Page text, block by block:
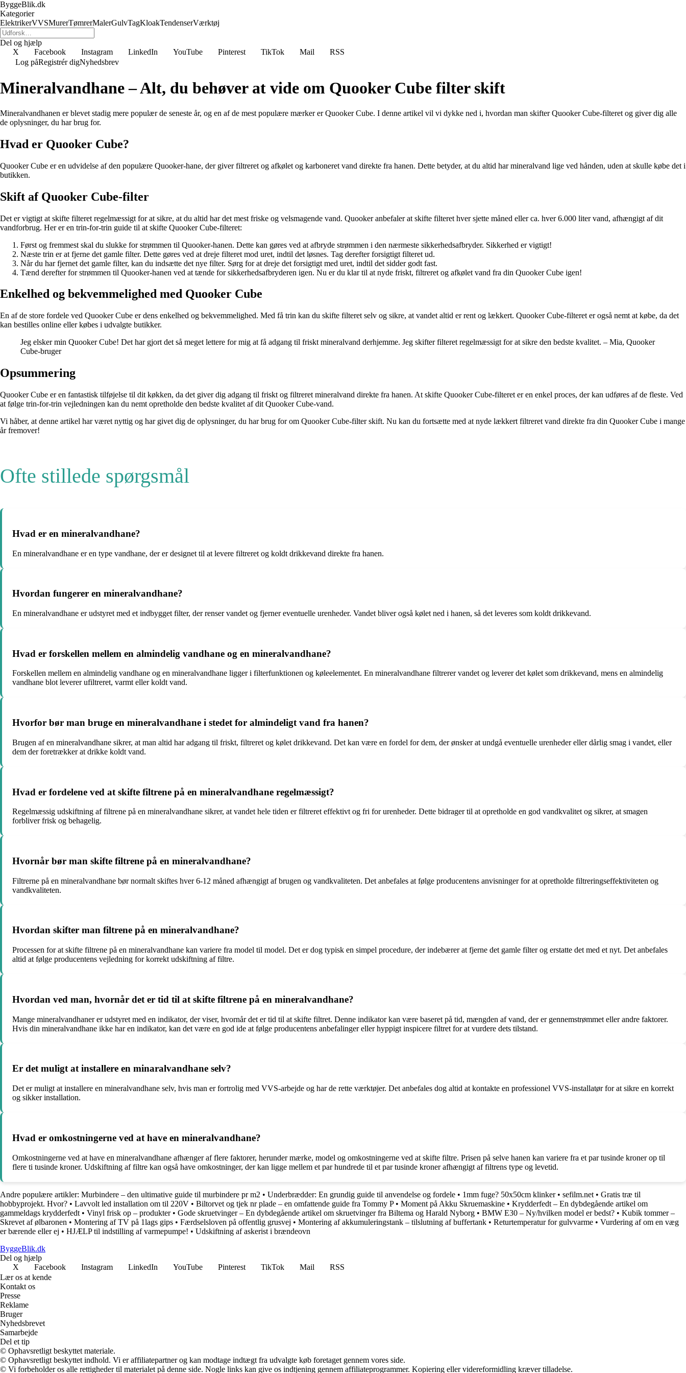
ByggeBlik.dk
Kategorier
ElektrikerVVSMurerTømrerMalerGulvTagKloakTendenserVærktøj
Del og hjælp
X
Facebook Instagram LinkedIn YouTube Pinterest TikTok Mail
RSS
Log påRegistrér digNyhedsbrev
Mineralvandhane – Alt, du behøver at vide om Quooker Cube filter skift
Mineralvandhanen er blevet stadig mere populær de seneste år, og en af de mest populære mærker er Quooker Cube. I denne artikel vil vi dykke ned i, hvordan man skifter Quooker Cube-filteret og giver dig alle
de oplysninger, du har brug for.
Hvad er Quooker Cube?
Quooker Cube er en udvidelse af den populære Quooker-hane, der giver filtreret og afkølet og karboneret vand direkte fra hanen. Dette betyder, at du altid har mineralvand lige ved hånden, uden at skulle købe det i
butikken.
Skift af Quooker Cube-filter
Det er vigtigt at skifte filteret regelmæssigt for at sikre, at du altid har det mest friske og velsmagende vand. Quooker anbefaler at skifte filteret hver sjette måned eller ca. hver 6.000 liter vand, afhængigt af dit
vandforbrug. Her er en trin-for-trin guide til at skifte Quooker Cube-filteret:
Først og fremmest skal du slukke for strømmen til Quooker-hanen. Dette kan gøres ved at afbryde strømmen i den nærmeste sikkerhedsafbryder. Sikkerhed er vigtigt!
Næste trin er at fjerne det gamle filter. Dette gøres ved at dreje filteret mod uret, indtil det løsnes. Tag derefter forsigtigt filteret ud.
Når du har fjernet det gamle filter, kan du indsætte det nye filter. Sørg for at dreje det forsigtigt med uret, indtil det sidder godt fast.
Tænd derefter for strømmen til Quooker-hanen ved at tænde for sikkerhedsafbryderen igen. Nu er du klar til at nyde friskt, filtreret og afkølet vand fra din Quooker Cube igen!
Enkelhed og bekvemmelighed med Quooker Cube
En af de store fordele ved Quooker Cube er dens enkelhed og bekvemmelighed. Med få trin kan du skifte filteret selv og sikre, at vandet altid er rent og lækkert. Quooker Cube-filteret er også nemt at købe, da det
kan bestilles online eller købes i udvalgte butikker.
Jeg elsker min Quooker Cube! Det har gjort det så meget lettere for mig at få adgang til friskt mineralvand derhjemme. Jeg skifter filteret regelmæssigt for at sikre den bedste kvalitet. – Mia, Quooker
Cube-bruger
Opsummering
Quooker Cube er en fantastisk tilføjelse til dit køkken, da det giver dig adgang til friskt og filtreret mineralvand direkte fra hanen. At skifte Quooker Cube-filteret er en enkel proces, der kan udføres af de fleste. Ved
at følge trin-for-trin vejledningen kan du nemt opretholde den bedste kvalitet af dit Quooker Cube-vand.
Vi håber, at denne artikel har været nyttig og har givet dig de oplysninger, du har brug for om Quooker Cube-filter skift. Nu kan du fortsætte med at nyde lækkert filtreret vand direkte fra din Quooker Cube i mange
år fremover!
Ofte stillede spørgsmål
Hvad er en mineralvandhane?
En mineralvandhane er en type vandhane, der er designet til at levere filtreret og koldt drikkevand direkte fra hanen.
Hvordan fungerer en mineralvandhane?
En mineralvandhane er udstyret med et indbygget filter, der renser vandet og fjerner eventuelle urenheder. Vandet bliver også kølet ned i hanen, så det leveres som koldt drikkevand.
Hvad er forskellen mellem en almindelig vandhane og en mineralvandhane?
Forskellen mellem en almindelig vandhane og en mineralvandhane ligger i filterfunktionen og køleelementet. En mineralvandhane filtrerer vandet og leverer det kølet som drikkevand, mens en almindelig
vandhane blot leverer ufiltreret, varmt eller koldt vand.
Hvorfor bør man bruge en mineralvandhane i stedet for almindeligt vand fra hanen?
Brugen af en mineralvandhane sikrer, at man altid har adgang til friskt, filtreret og kølet drikkevand. Det kan være en fordel for dem, der ønsker at undgå eventuelle urenheder eller dårlig smag i vandet, eller
dem der foretrækker at drikke koldt vand.
Hvad er fordelene ved at skifte filtrene på en mineralvandhane regelmæssigt?
Regelmæssig udskiftning af filtrene på en mineralvandhane sikrer, at vandet hele tiden er filtreret effektivt og fri for urenheder. Dette bidrager til at opretholde en god vandkvalitet og sikrer, at smagen
forbliver frisk og behagelig.
Hvornår bør man skifte filtrene på en mineralvandhane?
Filtrerne på en mineralvandhane bør normalt skiftes hver 6-12 måned afhængigt af brugen og vandkvaliteten. Det anbefales at følge producentens anvisninger for at opretholde filtreringseffektiviteten og
vandkvaliteten.
Hvordan skifter man filtrene på en mineralvandhane?
Processen for at skifte filtrene på en mineralvandhane kan variere fra model til model. Det er dog typisk en simpel procedure, der indebærer at fjerne det gamle filter og erstatte det med et nyt. Det anbefales
altid at følge producentens vejledning for korrekt udskiftning af filtre.
Hvordan ved man, hvornår det er tid til at skifte filtrene på en mineralvandhane?
Mange mineralvandhaner er udstyret med en indikator, der viser, hvornår det er tid til at skifte filtret. Denne indikator kan være baseret på tid, mængden af vand, der er gennemstrømmet eller andre faktorer.
Hvis din mineralvandhane ikke har en indikator, kan det være en god ide at følge producentens anbefalinger eller hyppigt inspicere filtret for at vurdere dets tilstand.
Er det muligt at installere en minaralvandhane selv?
Det er muligt at installere en mineralvandhane selv, hvis man er fortrolig med VVS-arbejde og har de rette værktøjer. Det anbefales dog altid at kontakte en professionel VVS-installatør for at sikre en korrekt
og sikker installation.
Hvad er omkostningerne ved at have en mineralvandhane?
Omkostningerne ved at have en mineralvandhane afhænger af flere faktorer, herunder mærke, model og omkostningerne ved at skifte filtre. Prisen på selve hanen kan variere fra et par tusinde kroner op til
flere ti tusinde kroner. Udskiftning af filtre kan også have omkostninger, der kan ligge mellem et par hundrede til et par tusinde kroner afhængigt af filtrens type og levetid.
Andre populære artikler: Murbindere – den ultimative guide til murbindere pr m2 • Underbrædder: En grundig guide til anvendelse og fordele • 1mm fuge? 50x50cm klinker• sefilm.net • Gratis træ til
hobbyprojekt. Hvor? • Lavvolt led installation om til 220V • Biltorvet og tjek nr plade – en omfattende guide fra Tommy P• Moment på Akku Skruemaskine • Krydderfedt – En dybdegående artikel om
gammeldags krydderfedt • Vinyl frisk op – produkter• Gode skruetvinger – En dybdegående artikel om skruetvinger fra Biltema og Harald Nyborg • BMW E30 – Ny/hvilken model er bedst? • Kubik tommer –
Skrevet af ølbaronen • Montering af TV på 1lags gips • Færdselsloven på offentlig grusvej • Montering af akkumuleringstank – tilslutning af buffertank • Returtemperatur for gulvvarme • Vurdering af om en væg
er bærende eller ej • HJÆLP til indstilling af varmepumpe! • Udskiftning af askerist i brændeovn
ByggeBlik.dk
Del og hjælp
X
Facebook Instagram LinkedIn YouTube Pinterest TikTok Mail
RSS
Lær os at kende
Kontakt os
Presse
Reklame
Bruger
Nyhedsbrevet
Samarbejde
Del et tip
© Ophavsretligt beskyttet materiale.
© Ophavsretligt beskyttet indhold. Vi er affiliatepartner og kan modtage indtægt fra udvalgte køb foretaget gennem vores side.
© Vi forbeholder os alle rettigheder til materialet på denne side. Nogle links kan give os indtjening gennem affiliateprogrammer. Kopiering eller videreformidling kræver tilladelse.